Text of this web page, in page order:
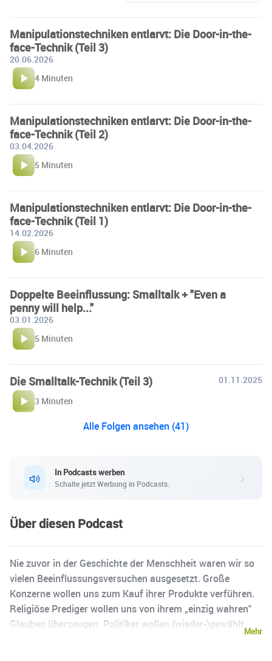
Manipulationstechniken entlarvt: Die Door-in-the-
face-Technik (Teil 3)
20.06.2026
4 Minuten
Manipulationstechniken entlarvt: Die Door-in-the-
face-Technik (Teil 2)
03.04.2026
5 Minuten
Manipulationstechniken entlarvt: Die Door-in-the-
face-Technik (Teil 1)
14.02.2026
6 Minuten
Doppelte Beeinflussung: Smalltalk + "Even a
penny will help..."
03.01.2026
5 Minuten
Die Smalltalk-Technik (Teil 3)
01.11.2025
3 Minuten
Alle Folgen ansehen (41)
In Podcasts werben
Schalte jetzt Werbung in Podcasts.
Über diesen Podcast
Nie zuvor in der Geschichte der Menschheit waren wir so
vielen Beeinflussungsversuchen ausgesetzt. Große
Konzerne wollen uns zum Kauf ihrer Produkte verführen.
Religiöse Prediger wollen uns von ihrem „einzig wahren"
Glauben überzeugen. Politiker wollen (wieder-)gewählt
Mehr